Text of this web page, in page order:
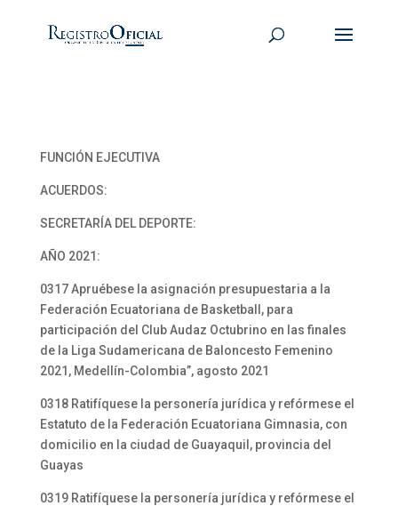
FUNCIÓN EJECUTIVA
ACUERDOS:
SECRETARÍA DEL DEPORTE:
AÑO 2021:
0317 Apruébese la asignación presupuestaria a la
Federación Ecuatoriana de Basketball, para
participación del Club Audaz Octubrino en las finales
de la Liga Sudamericana de Baloncesto Femenino
2021, Medellín-Colombia”, agosto 2021
0318 Ratifíquese la personería jurídica y refórmese el
Estatuto de la Federación Ecuatoriana Gimnasia, con
domicilio en la ciudad de Guayaquil, provincia del
Guayas
0319 Ratifíquese la personería jurídica y refórmese el